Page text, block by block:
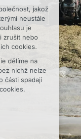
webu
jakož
neustále
je
zrušit nebo
cookies.
dělíme na
nichž nelze
části spadají